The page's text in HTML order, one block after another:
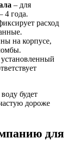
– для
4 года.
расход
на корпусе,
будет
дороже
для